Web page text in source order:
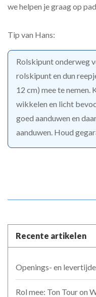
we helpen je graag op pad.
Tip van Hans:
Rolskipunt onderweg
rolskipunt en dun
12 cm) mee te
wikkelen en licht
goed aanduwen en
aanduwen. Houd
Recente artikelen
Openings- en
Rol mee: Ton Tour on